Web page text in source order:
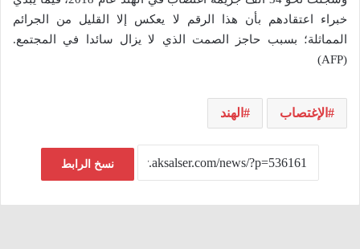
خبراء اعتقادهم بأن هذا الرقم لا يعكس إلا القليل من الجرائم
المماثلة؛ بسبب حاجز الصمت الذي لا يزال سائدا في المجتمع.
(AFP)
الإغتصاب الهند
نسخ الرابط